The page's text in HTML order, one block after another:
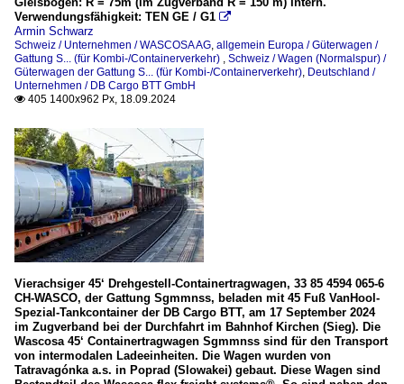
Verwendungsfähigkeit: TEN GE / G1 
Armin Schwarz
Schweiz / Unternehmen / WASCOSA AG, allgemein Europa / Güterwagen /
Gattung S... (für Kombi-/Containerverkehr) , Schweiz / Wagen (Normalspur) /
Güterwagen der Gattung S... (für Kombi-/Containerverkehr), Deutschland /
Unternehmen / DB Cargo BTT GmbH
 405 1400x962 Px, 18.09.2024
Vierachsiger 45‘ Drehgestell-Containertragwagen, 33 85 4594 065-6
CH-WASCO, der Gattung Sgmmnss, beladen mit 45 Fuß VanHool-
Spezial-Tankcontainer der DB Cargo BTT, am 17 September 2024
im Zugverband bei der Durchfahrt im Bahnhof Kirchen (Sieg). Die
Wascosa 45‘ Containertragwagen Sgmmnss sind für den Transport
von intermodalen Ladeeinheiten. Die Wagen wurden von
Tatravagónka a.s. in Poprad (Slowakei) gebaut. Diese Wagen sind